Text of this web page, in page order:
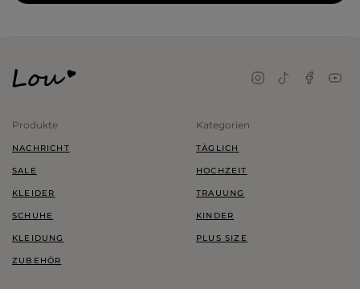
Produkte
NACHRICHT
SALE
KLEIDER
SCHUHE
KLEIDUNG
ZUBEHÖR
Kategorien
TÄGLICH
HOCHZEIT
TRAUUNG
KINDER
PLUS SIZE